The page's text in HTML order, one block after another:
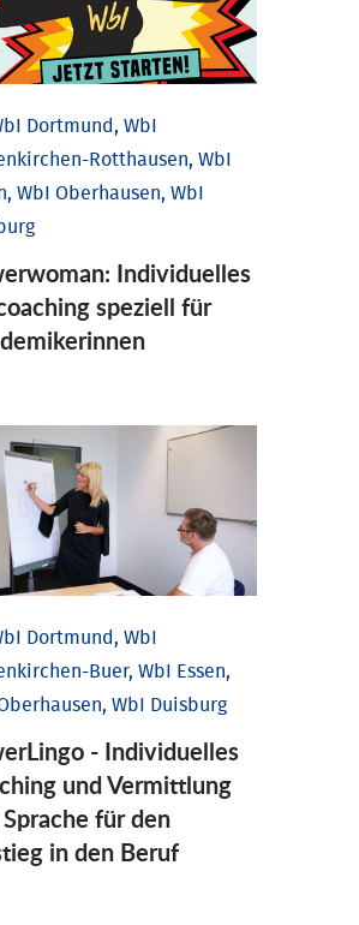
Dortmund, WbI
Rotthausen, WbI
WbI Oberhausen, WbI
Individu­elles
speziell für
Dortmund, WbI
Buer, WbI Essen,
WbI Duisburg
- Individuelles
und Vermittlung
für den
in den Beruf